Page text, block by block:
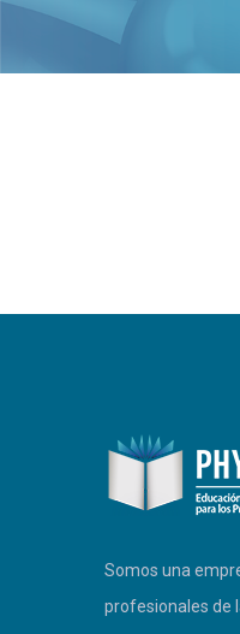
Somos una
profesionales de
PHYSIOEDU
Respondemos